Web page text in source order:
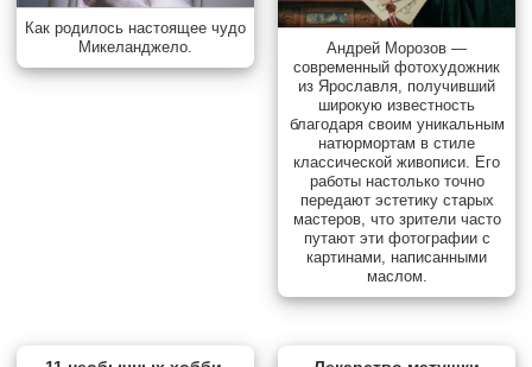
Как родилось настоящее чудо
Микеланджело.
Андрей Морозов —
современный фотохудожник
из Ярославля, получивший
широкую известность
благодаря своим уникальным
натюрмортам в стиле
классической живописи. Его
работы настолько точно
передают эстетику старых
мастеров, что зрители часто
путают эти фотографии с
картинами, написанными
маслом.